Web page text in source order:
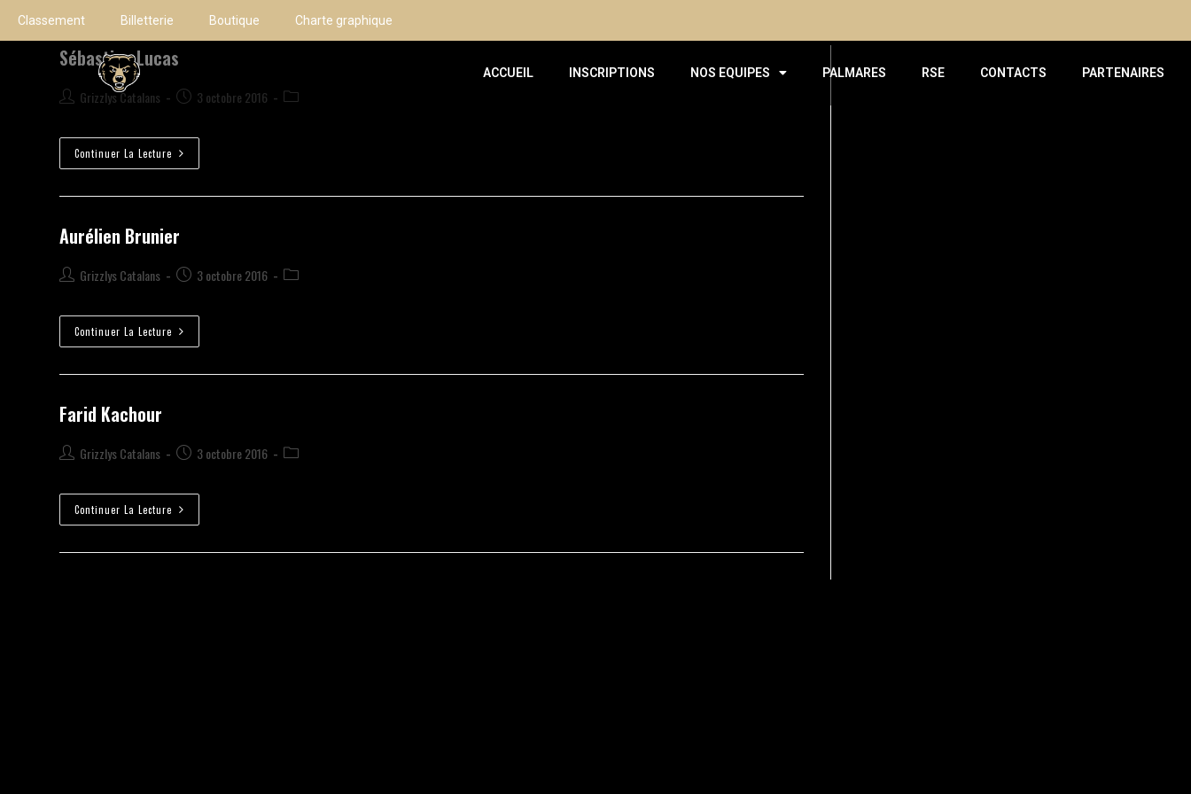
Classement Billetterie Boutique Charte graphique
ACCUEIL INSCRIPTIONS NOS EQUIPES PALMARES RSE CONTACTS PARTENAIRES
Sébastien Lucas
Grizzlys Catalans 3 octobre 2016
Continuer La Lecture
Aurélien Brunier
Grizzlys Catalans 3 octobre 2016
Continuer La Lecture
Farid Kachour
Grizzlys Catalans 3 octobre 2016
Continuer La Lecture